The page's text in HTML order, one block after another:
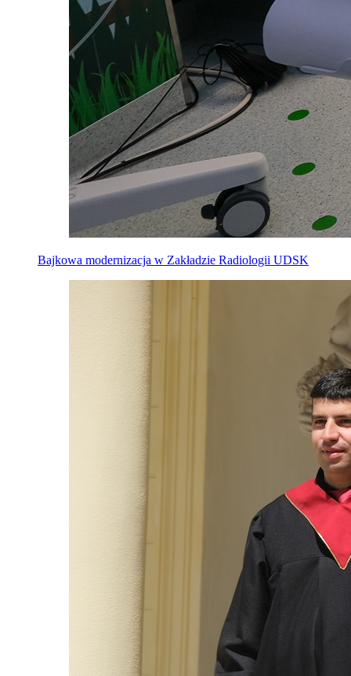
Bajkowa modernizacja w Zakładzie Radiologii UDSK